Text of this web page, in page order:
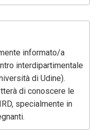
informato/a
interdipartimentale
di Udine).
di conoscere le
specialmente in